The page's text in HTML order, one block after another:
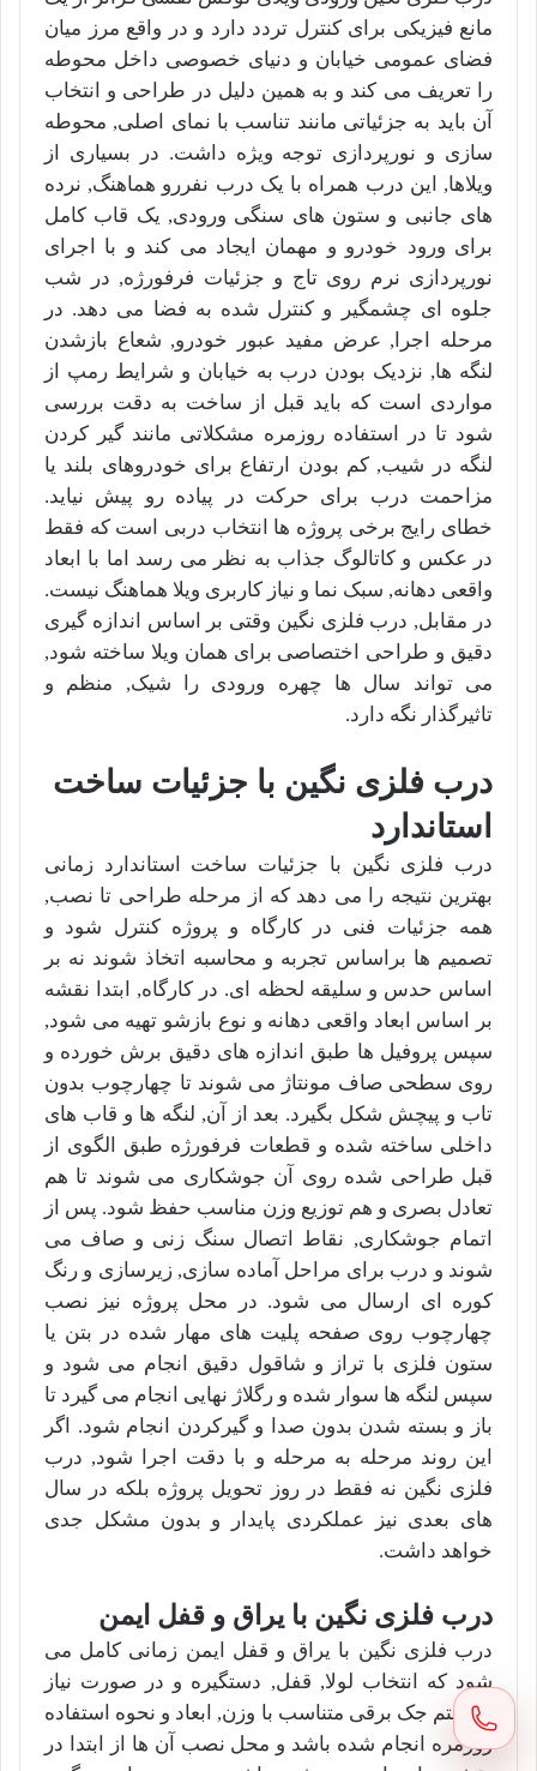
مانع فیزیکی برای کنترل تردد دارد و در واقع مرز میان
فضای عمومی خیابان و دنیای خصوصی داخل محوطه
را تعریف می کند و به همین دلیل در طراحی و انتخاب
آن باید به جزئیاتی مانند تناسب با نمای اصلی, محوطه
سازی و نورپردازی توجه ویژه داشت. در بسیاری از
ویلاها, این درب همراه با یک درب نفررو هماهنگ, نرده
های جانبی و ستون های سنگی ورودی, یک قاب کامل
برای ورود خودرو و مهمان ایجاد می کند و با اجرای
نورپردازی نرم روی تاج و جزئیات فرفورژه, در شب
جلوه ای چشمگیر و کنترل شده به فضا می دهد. در
مرحله اجرا, عرض مفید عبور خودرو, شعاع بازشدن
لنگه ها, نزدیک بودن درب به خیابان و شرایط رمپ از
مواردی است که باید قبل از ساخت به دقت بررسی
شود تا در استفاده روزمره مشکلاتی مانند گیر کردن
لنگه در شیب, کم بودن ارتفاع برای خودروهای بلند یا
مزاحمت درب برای حرکت در پیاده رو پیش نیاید.
خطای رایج برخی پروژه ها انتخاب دربی است که فقط
در عکس و کاتالوگ جذاب به نظر می رسد اما با ابعاد
واقعی دهانه, سبک نما و نیاز کاربری ویلا هماهنگ نیست.
در مقابل, درب فلزی نگین وقتی بر اساس اندازه گیری
دقیق و طراحی اختصاصی برای همان ویلا ساخته شود,
می تواند سال ها چهره ورودی را شیک, منظم و
تاثیرگذار نگه دارد.
درب فلزی نگین با جزئیات ساخت
استاندارد
درب فلزی نگین با جزئیات ساخت استاندارد زمانی
بهترین نتیجه را می دهد که از مرحله طراحی تا نصب,
همه جزئیات فنی در کارگاه و پروژه کنترل شود و
تصمیم ها براساس تجربه و محاسبه اتخاذ شوند نه بر
اساس حدس و سلیقه لحظه ای. در کارگاه, ابتدا نقشه
بر اساس ابعاد واقعی دهانه و نوع بازشو تهیه می شود,
سپس پروفیل ها طبق اندازه های دقیق برش خورده و
روی سطحی صاف مونتاژ می شوند تا چهارچوب بدون
تاب و پیچش شکل بگیرد. بعد از آن, لنگه ها و قاب های
داخلی ساخته شده و قطعات فرفورژه طبق الگوی از
قبل طراحی شده روی آن جوشکاری می شوند تا هم
تعادل بصری و هم توزیع وزن مناسب حفظ شود. پس از
اتمام جوشکاری, نقاط اتصال سنگ زنی و صاف می
شوند و درب برای مراحل آماده سازی, زیرسازی و رنگ
کوره ای ارسال می شود. در محل پروژه نیز نصب
چهارچوب روی صفحه پلیت های مهار شده در بتن یا
ستون فلزی با تراز و شاقول دقیق انجام می شود و
سپس لنگه ها سوار شده و رگلاژ نهایی انجام می گیرد تا
باز و بسته شدن بدون صدا و گیرکردن انجام شود. اگر
این روند مرحله به مرحله و با دقت اجرا شود, درب
فلزی نگین نه فقط در روز تحویل پروژه بلکه در سال
های بعدی نیز عملکردی پایدار و بدون مشکل جدی
خواهد داشت.
درب فلزی نگین با یراق و قفل ایمن
درب فلزی نگین با یراق و قفل ایمن زمانی کامل می
شود که انتخاب لولا, قفل, دستگیره و در صورت نیاز
سیستم جک برقی متناسب با وزن, ابعاد و نحوه استفاده
روزمره انجام شده باشد و محل نصب آن ها از ابتدا در